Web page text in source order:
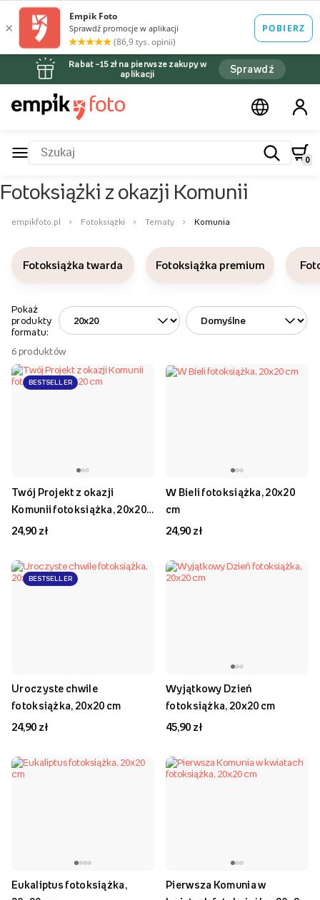
Rabat –15 zł na pierwsze zakupy w
aplikacji
Sprawdź
0
Fotoksiążki z okazji Komunii
empikfoto.pl Fotoksiążki Tematy Komunia
Fotoksiążka twarda Fotoksiążka premium
Pokaż
produkty
formatu:
6 produktów
BESTSELLER
Twój Projekt z okazji
Komunii fotoksiążka, 20x20
cm
24,90 zł
W Bieli fotoksiążka, 20x20
cm
24,90 zł
BESTSELLER
Uroczyste chwile
fotoksiążka, 20x20 cm
24,90 zł
Wyjątkowy Dzień
fotoksiążka, 20x20 cm
45,90 zł
Eukaliptus fotoksiążka,
Pierwsza Komunia w